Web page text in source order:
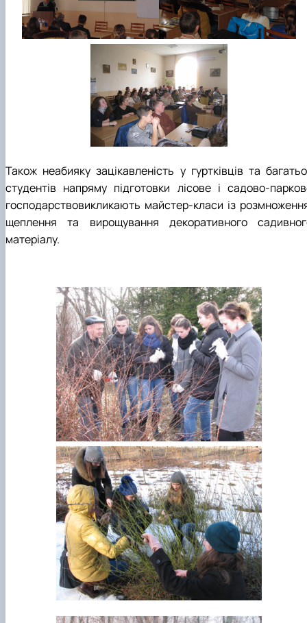
Також неабияку зацікавленість у гуртківців та
студентів напряму підготовки лісове і садово-
господарствовикликають майстер-класи із
щеплення та вирощування декоративного
матеріалу.